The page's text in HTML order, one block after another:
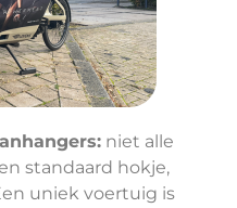
niet alle
standaard hokje,
uniek voertuig is